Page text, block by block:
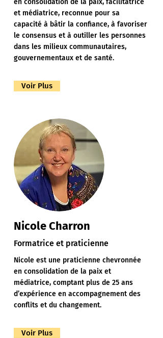
en consolidation de la paix, facilitatrice
et médiatrice, reconnue pour sa
capacité à bâtir la confiance, à favoriser
le consensus et à outiller les personnes
dans les milieux communautaires,
gouvernementaux et de santé.
Voir Plus
Nicole Charron
Formatrice et praticienne
Nicole est une praticienne chevronnée
en consolidation de la paix et
médiatrice, comptant plus de 25 ans
d’expérience en accompagnement des
conflits et du changement.
Voir Plus